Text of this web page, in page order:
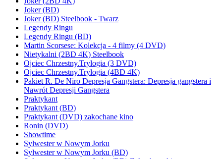
Joker (BD)
Joker (BD) Steelbook - Twarz
Legendy Ringu
Legendy Ringu (BD)
Martin Scorsese: Kolekcja - 4 filmy (4 DVD)
Nietykalni (2BD 4K) Steelbook
Ojciec Chrzestny.Trylogia (3 DVD)
Ojciec Chrzestny.Trylogia (4BD 4K)
Pakiet R. De Niro Depresja Gangstera: Depresja gangstera i
Nawrót Depresji Gangstera
Praktykant
Praktykant (BD)
Praktykant (DVD) zakochane kino
Ronin (DVD)
Showtime
Sylwester w Nowym Jorku
Sylwester w Nowym Jorku (BD)